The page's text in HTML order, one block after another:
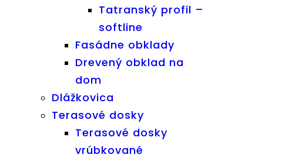
Tatranský profil –
softline
Fasádne obklady
Drevený obklad na
dom
Dlážkovica
Terasové dosky
Terasové dosky
vrúbkované